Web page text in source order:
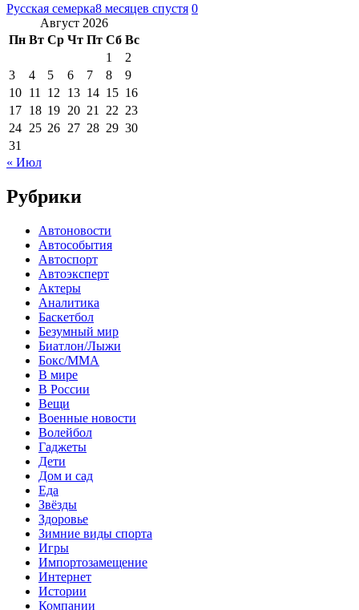
Русская семерка8 месяцев спустя 0
Август 2026
Пн Вт Ср Чт Пт Сб Вс
1
2
3
4 5 6 7 8
9
10 11 12 13 14 15 16
17 18 19 20 21 22 23
24 25 26 27 28 29 30
31
« Июл
Рубрики
Автоновости
Автособытия
Автоспорт
Автоэксперт
Актеры
Аналитика
Баскетбол
Безумный мир
Биатлон/Лыжи
Бокс/MMA
В мире
В России
Вещи
Военные новости
Волейбол
Гаджеты
Дети
Дом и сад
Еда
Звёзды
Здоровье
Зимние виды спорта
Игры
Импортозамещение
Интернет
Истории
Компании